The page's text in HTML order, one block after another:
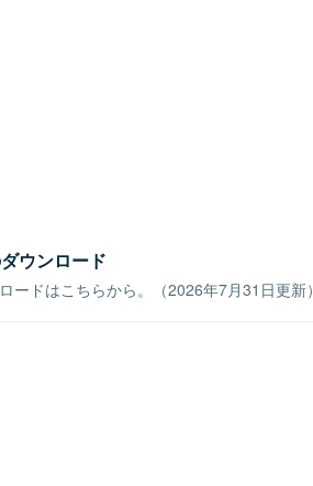
ウンロード
ードはこちらから。（2026年7月31日更新）